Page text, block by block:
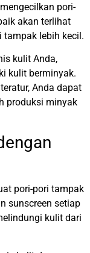
pori-
akan terlihat
tampak lebih kecil.
kulit Anda,
kulit berminyak.
Anda dapat
produksi minyak
pori-pori tampak
sunscreen setiap
kulit dari